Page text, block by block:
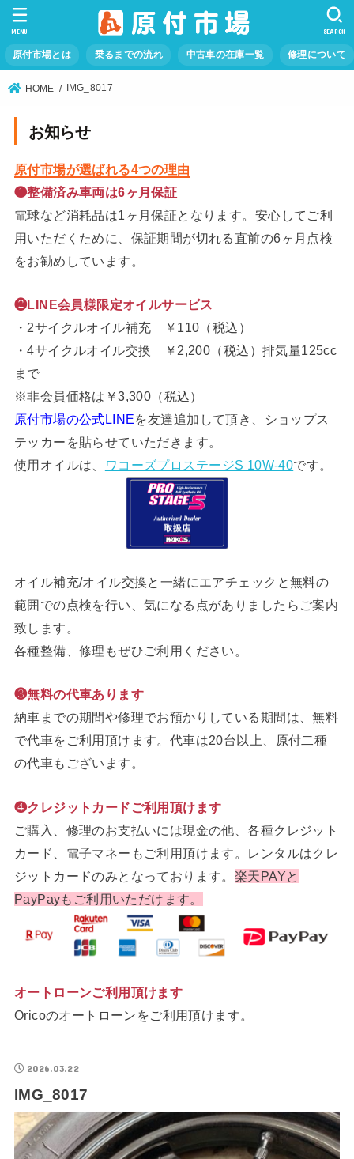
原付市場とは 乗るまでの流れ 中古車の在庫一覧 修理について
SEARCH
MENU
HOME IMG_8017
お知らせ
原付市場が選ばれる4つの理由
❶整備済み車両は6ヶ月保証
電球など消耗品は1ヶ月保証となります。安心してご利
用いただくために、保証期間が切れる直前の6ヶ月点検
をお勧めしています。
❷LINE会員様限定オイルサービス
・2サイクルオイル補充 ￥110（税込）
・4サイクルオイル交換 ￥2,200（税込）排気量125cc
まで
※非会員価格は￥3,300（税込）
原付市場の公式LINEを友達追加して頂き、ショップス
テッカーを貼らせていただきます。
使用オイルは、
ワコーズプロステージS 10W-40です。
オイル補充/オイル交換と一緒にエアチェックと無料の
範囲での点検を行い、気になる点がありましたらご案内
致します。
各種整備、修理もぜひご利用ください。
❸無料の代車あります
納車までの期間や修理でお預かりしている期間は、無料
で代車をご利用頂けます。代車は20台以上、原付二種
の代車もございます。
❹クレジットカードご利用頂けます
ご購入、修理のお支払いには現金の他、各種クレジット
カード、電子マネーもご利用頂けます。レンタルはクレ
ジットカードのみとなっております。 楽天PAYと
PayPayもご利用いただけます。
オートローンご利用頂けます
Oricoのオートローンをご利用頂けます。
2026.03.22
IMG_8017